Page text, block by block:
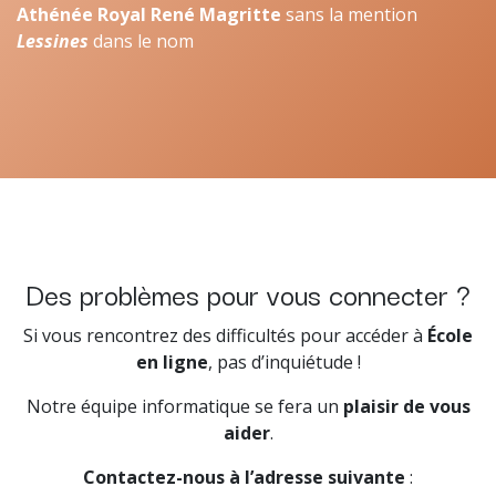
Athénée Royal René Magritte sans la mention
Lessines dans le nom
Des problèmes pour vous connecter ?
Si vous rencontrez des difficultés pour accéder à École
en ligne, pas d’inquiétude !
Notre équipe informatique se fera un plaisir de vous
aider.
Contactez-nous à l’adresse suivante :